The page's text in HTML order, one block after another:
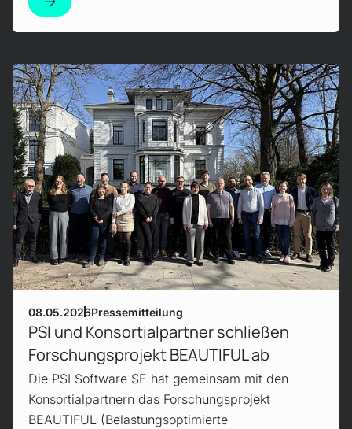
08.05.2026Pressemitteilung
PSI und Konsortialpartner schließen
Forschungsprojekt BEAUTIFUL ab
Die PSI Software SE hat gemeinsam mit den
Konsortialpartnern das Forschungsprojekt
BEAUTIFUL (Belastungsoptimierte
Mehr erfahren!